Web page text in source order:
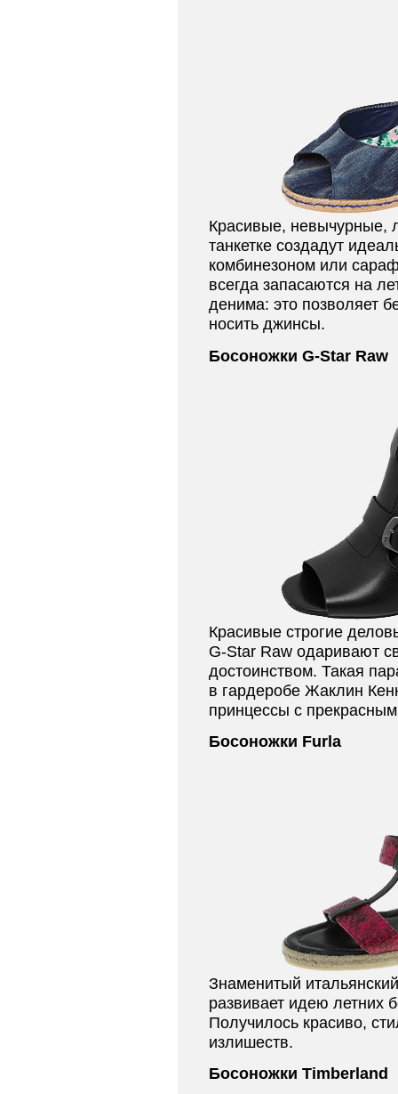
Красивые, невычурные,
танкетке создадут
комбинезоном или
всегда запасаются на
денима: это позволяет
носить джинсы.
Босоножки G-Star Raw
Красивые строгие
G-Star Raw одаривают
достоинством. Такая
в гардеробе Жаклин
принцессы с
Босоножки Furla
Знаменитый
развивает идею летних
Получилось красиво,
излишеств.
Босоножки Timberland